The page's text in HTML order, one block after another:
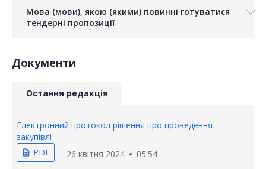
Мова (мови), якою (якими) повинні готуватися
тендерні пропозиції
Документи
Остання редакція
Електронний протокол рішення про проведення
закупівлі
description PDF 26 квітня 2024 05:54